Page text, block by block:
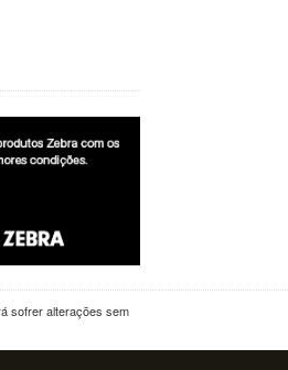
sofrer alterações sem